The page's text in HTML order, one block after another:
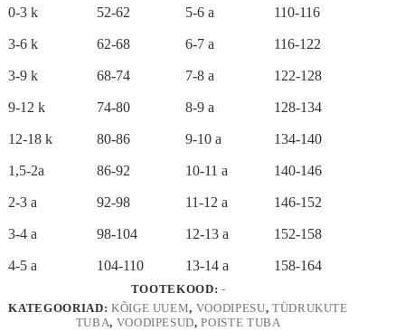
0-3 k 52-62 5-6 a 110-116
3-6 k 62-68 6-7 a 116-122
3-9 k 68-74 7-8 a 122-128
9-12 k 74-80 8-9 a 128-134
12-18 k 80-86 9-10 a 134-140
1,5-2a 86-92 10-11 a 140-146
2-3 a 92-98 11-12 a 146-152
3-4 a 98-104 12-13 a 152-158
4-5 a 104-110 13-14 a 158-164
TOOTEKOOD: -
KATEGOORIAD: KÕIGE UUEM, VOODIPESU, TÜDRUKUTE
TUBA, VOODIPESUD,POISTE TUBA